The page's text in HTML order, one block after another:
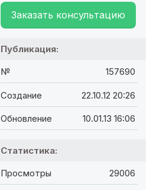
Заказать консультацию
Публикация:
№ 157690
Создание 22.10.12 20:26
Обновление 10.01.13 16:06
Статистика:
Просмотры 29006